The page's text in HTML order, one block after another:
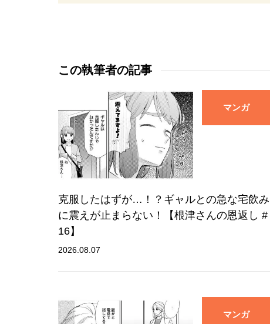
この執筆者の記事
マンガ
克服したはずが…！？ギャルとの急な宅飲み
に震えが止まらない！【根津さんの恩返し #
16】
2026.08.07
マンガ